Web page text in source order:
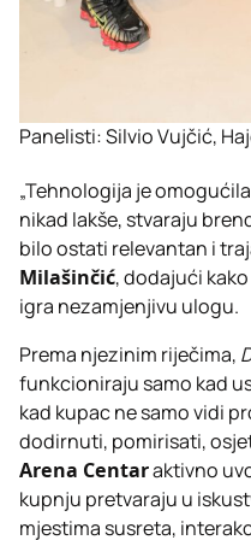
Panelisti: Silvio Vujčić,
„Tehnologija je
nikad lakše, stvaraju
bilo ostati relevantan i
Milašinčić, dodajući
igra nezamjenjivu ulogu.
Prema njezinim riječima,
funkcioniraju samo kad
kad kupac ne samo vidi
dodirnuti, pomirisati,
Arena Centaraktivno
kupnju pretvaraju u
mjestima susreta,